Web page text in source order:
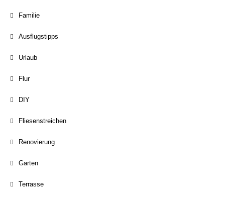
Familie
Ausflugstipps
Urlaub
Flur
DIY
Fliesenstreichen
Renovierung
Garten
Terrasse